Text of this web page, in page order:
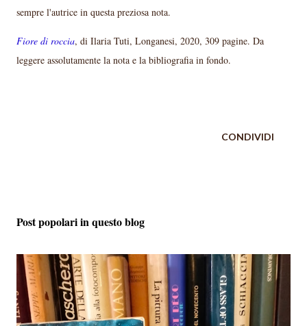
sempre l'autrice in questa preziosa nota.
Fiore di roccia, di Ilaria Tuti, Longanesi, 2020, 309 pagine. Da
leggere assolutamente la nota e la bibliografia in fondo.
CONDIVIDI
Post popolari in questo blog